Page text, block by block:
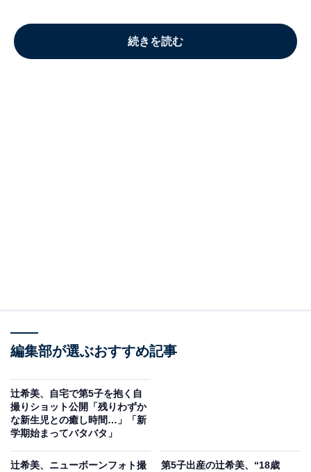
続きを読む
編集部が選ぶおすすめ記事
辻希美、自宅で第5子を抱く自
撮りショット公開「残りわずか
な新生児との癒し時間…」「新
学期始まってバタバタ」
辻希美、ニューボーンフォト撮
第5子出産の辻希美、“18歳